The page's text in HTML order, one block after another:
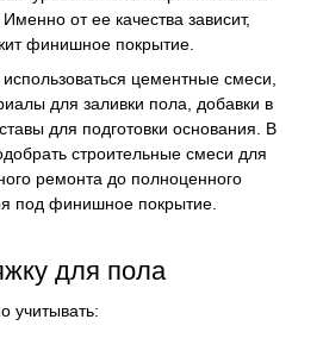
от ее качества зависит,
финишное покрытие.
цементные смеси,
для заливки пола, добавки в
для подготовки основания. В
строительные смеси для
ремонта до полноценного
под финишное покрытие.
для пола
учитывать: